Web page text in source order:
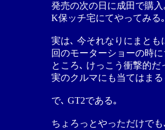
発売の次の日に成田で購入
K保ッチ宅にてやってみる｡
実は､ 今それなりにまと
回のモーターショーの時
ところ､ けっこう衝撃的
実のクルマにも当てはま
で､ GT2である｡
ちょろっとやっただけで